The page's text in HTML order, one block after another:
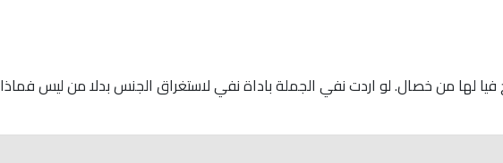
لها من خصال. لو اردت نفي الجملة باداة نفي لاستغراق الجنس بدلا من ليس